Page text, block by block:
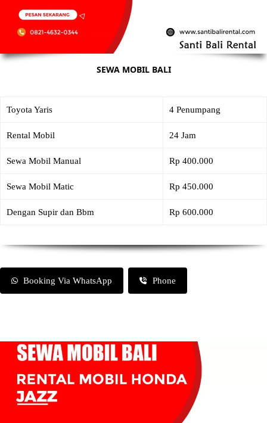
SEWA MOBIL BALI
Toyota Yaris 4 Penumpang
Rental Mobil 24 Jam
Sewa Mobil Manual Rp 400.000
Sewa Mobil Matic Rp 450.000
Dengan Supir dan Bbm Rp 600.000
Booking Via WhatsApp Phone